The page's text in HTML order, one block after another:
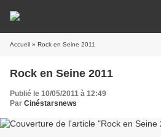
Accueil » Rock en Seine 2011
Rock en Seine 2011
Publié le 10/05/2011 à 12:49
Par Cinéstarsnews